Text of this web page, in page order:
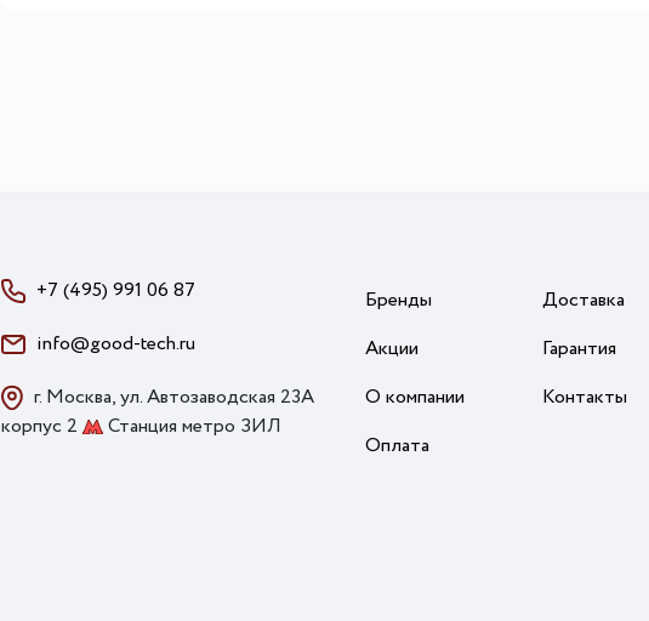
+7 (495) 991 06 87
info@good-tech.ru
г. Москва, ул. Автозаводская 23А
корпус 2
Станция метро ЗИЛ
Бренды
Акции
О компании
Оплата
Доставка
Гарантия
Контакты